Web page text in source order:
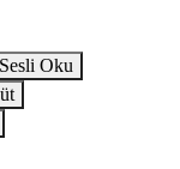
Sesli Oku